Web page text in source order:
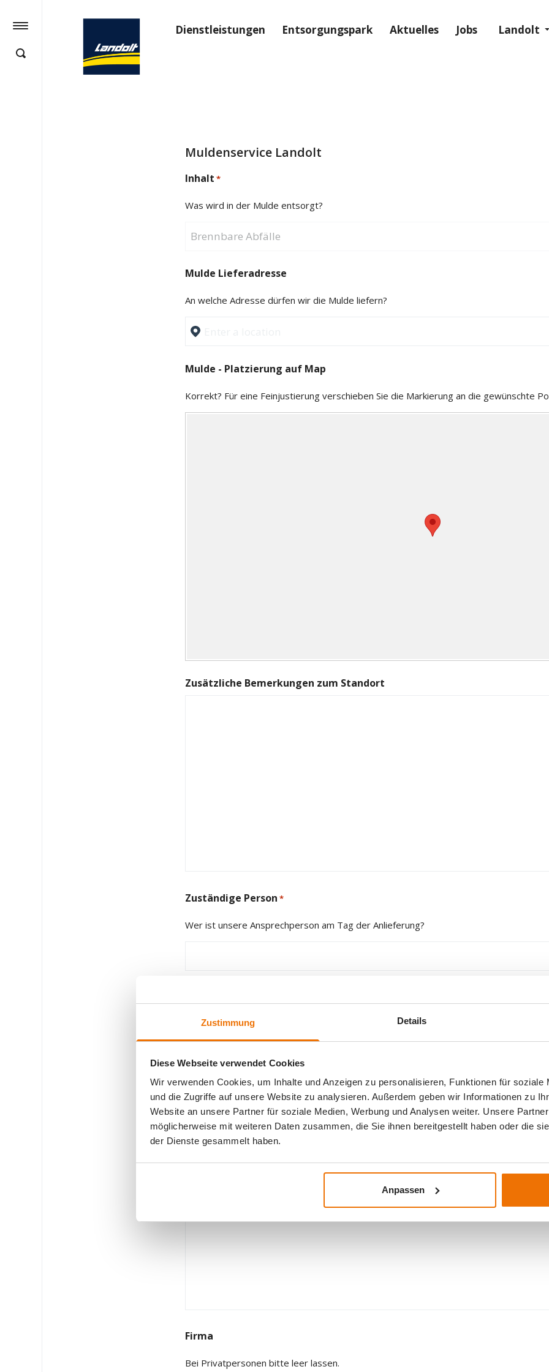
Zustimmung Details
Diese Webseite verwendet Cookies
Wir verwenden Cookies, um Inhalte und Anzeigen zu personalisieren, Funktionen für soziale
und die Zugriffe auf unsere Website zu analysieren. Außerdem geben wir Informationen zu
Website an unsere Partner für soziale Medien, Werbung und Analysen weiter. Unsere
möglicherweise mit weiteren Daten zusammen, die Sie ihnen bereitgestellt haben oder die
der Dienste gesammelt haben.
Anpassen
Dienstleistungen Entsorgungs­park Aktuelles Jobs Landolt
Muldenservice Landolt
Inhalt *
Was wird in der Mulde entsorgt?
Mulde Lieferadresse
An welche Adresse dürfen wir die Mulde liefern?
Mulde - Platzierung auf Map
Korrekt? Für eine Feinjustierung verschieben Sie die Markierung an die gewünschte
Zusätzliche Bemerkungen zum Standort
Zuständige Person *
Wer ist unsere Ansprechperson am Tag der Anlieferung?
Schrägstrich
Schrägstrich
JJJJ
Informationen zum Zeitfenster für die Anlieferung
Bemerkungen
Firma
Bei Privatpersonen bitte leer lassen.